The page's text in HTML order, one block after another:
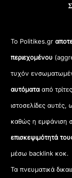
Το Politikes.gr
περιεχομένου
τυχόν
αυτόματααπό
ιστοσελίδες
καθώς η εμφάνιση
επισκεψιμότητά
μέσω backlink κοκ.
Τα πνευματικά